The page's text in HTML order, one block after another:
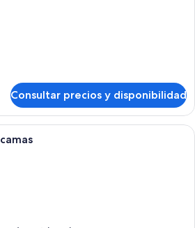
Consultar precios y disponibilidad
Una habitación con un ventanal